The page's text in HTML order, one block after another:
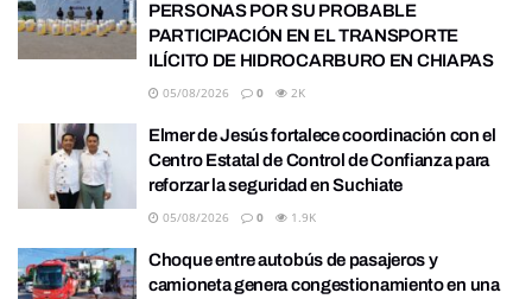
PERSONAS POR SU PROBABLE
PARTICIPACIÓN EN EL TRANSPORTE
ILÍCITO DE HIDROCARBURO EN CHIAPAS
05/08/2026 0 2K
Elmer de Jesús fortalece coordinación con el
Centro Estatal de Control de Confianza para
reforzar la seguridad en Suchiate
05/08/2026 0 1.9K
Choque entre autobús de pasajeros y
camioneta genera congestionamiento en una